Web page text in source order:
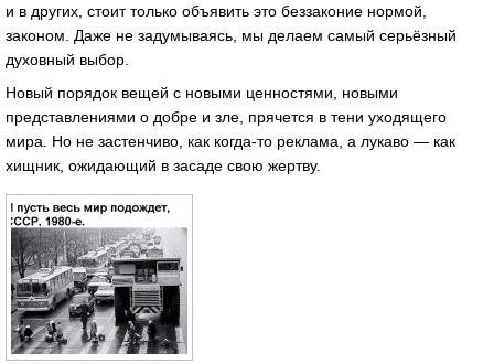
и в других, стоит только объявить это беззаконие нормой,
законом. Даже не задумываясь, мы делаем самый серьёзный
духовный выбор.
Новый порядок вещей с новыми ценностями, новыми
представлениями о добре и зле, прячется в тени уходящего
мира. Но не застенчиво, как когда-то реклама, а лукаво — как
хищник, ожидающий в засаде свою жертву.